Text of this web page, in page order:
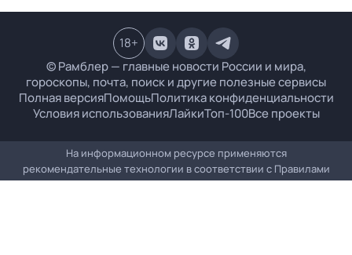
© Рамблер — главные новости России и мира,
гороскопы, почта, поиск и другие полезные сервисы
Полная версияПомощьПолитика конфиденциальности
Условия использованияЛайкиТоп-100Все проекты
18+
На информационном ресурсе применяются
рекомендательные технологии в соответствии с Правилами